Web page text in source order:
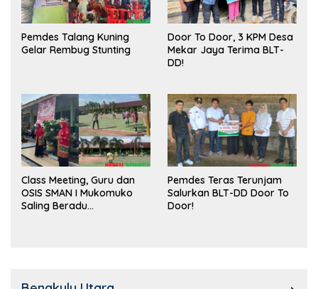
Pemdes Talang Kuning
Gelar Rembug Stunting
Door To Door, 3 KPM Desa
Mekar Jaya Terima BLT-
DD!
Class Meeting, Guru dan
OSIS SMAN I Mukomuko
Saling Beradu
Pemdes Teras Terunjam
Salurkan BLT-DD Door To
Door!